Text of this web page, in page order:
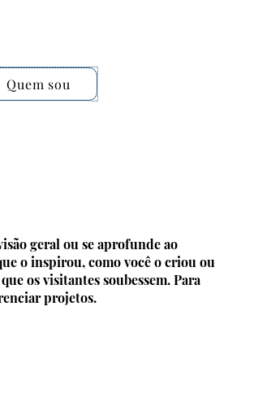
Quem sou
geral ou se aprofunde ao
o inspirou, como você o criou ou
os visitantes soubessem. Para
projetos.